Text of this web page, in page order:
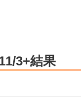
3+結果